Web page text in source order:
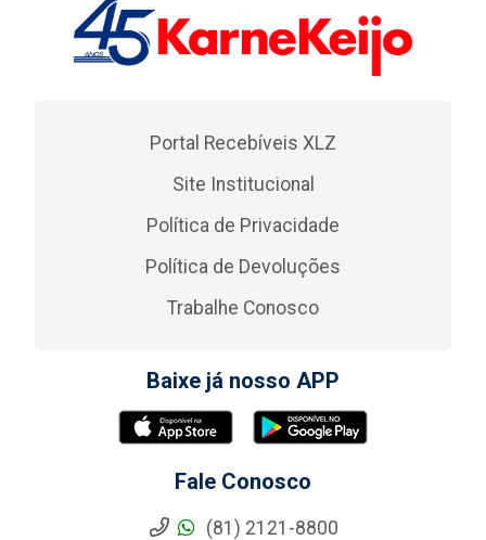
Portal Recebíveis XLZ
Site Institucional
Política de Privacidade
Política de Devoluções
Trabalhe Conosco
Baixe já nosso APP
Fale Conosco
(81) 2121-8800